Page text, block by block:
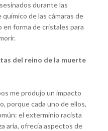
durante las
de las cámaras de
forma de cristales para
del reino de la muerte
me produjo un impacto
porque cada uno de ellos,
el exterminio racista
aria, ofrecía aspectos de